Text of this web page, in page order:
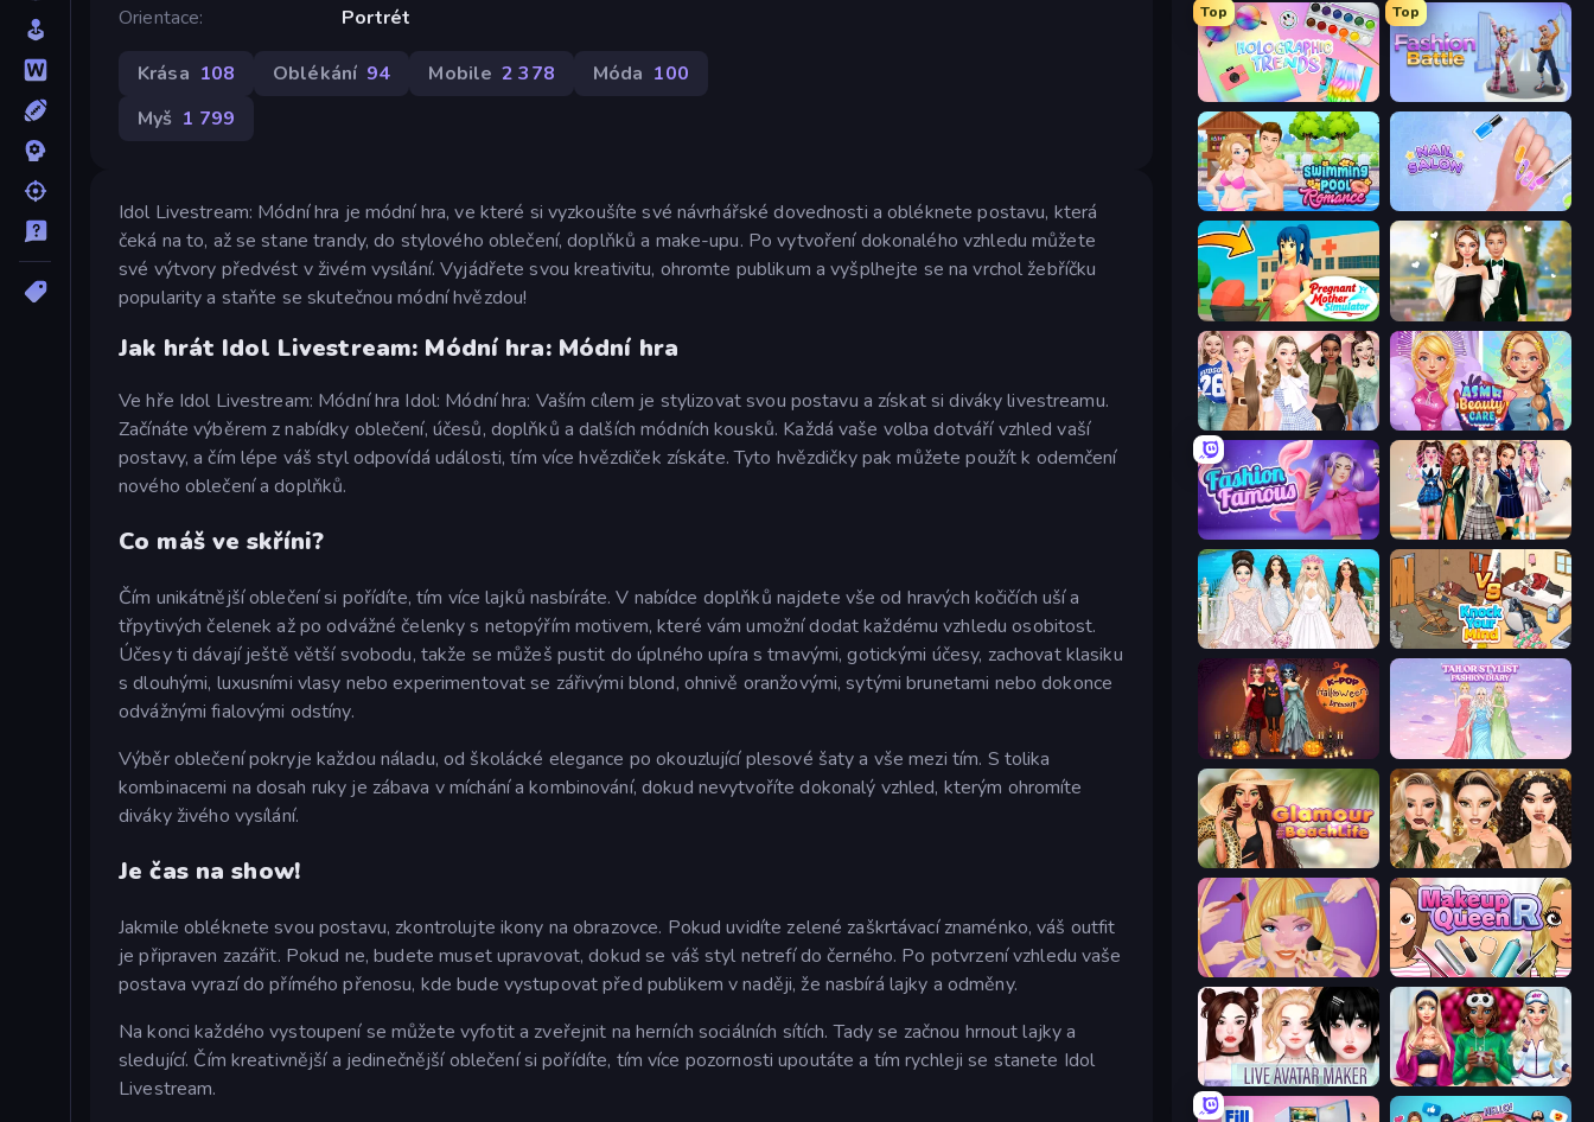
Orientace
Portrét
Krása 108 Oblékání 94 Mobile 2 378 Móda 100
Myš 1 799
Idol Livestream: Módní hra je módní hra, ve které si vyzkoušíte své návrhářské dovednosti a obléknete postavu, která
čeká na to, až se stane trandy, do stylového oblečení, doplňků a make-upu. Po vytvoření dokonalého vzhledu můžete
své výtvory předvést v živém vysílání. Vyjádřete svou kreativitu, ohromte publikum a vyšplhejte se na vrchol žebříčku
popularity a staňte se skutečnou módní hvězdou!
Jak hrát Idol Livestream: Módní hra: Módní hra
Ve hře Idol Livestream: Módní hra Idol: Módní hra: Vaším cílem je stylizovat svou postavu a získat si diváky livestreamu.
Začínáte výběrem z nabídky oblečení, účesů, doplňků a dalších módních kousků. Každá vaše volba dotváří vzhled vaší
postavy, a čím lépe váš styl odpovídá události, tím více hvězdiček získáte. Tyto hvězdičky pak můžete použít k odemčení
nového oblečení a doplňků.
Co máš ve skříni?
Čím unikátnější oblečení si pořídíte, tím více lajků nasbíráte. V nabídce doplňků najdete vše od hravých kočičích uší a
třpytivých čelenek až po odvážné čelenky s netopýřím motivem, které vám umožní dodat každému vzhledu osobitost.
Účesy ti dávají ještě větší svobodu, takže se můžeš pustit do úplného upíra s tmavými, gotickými účesy, zachovat klasiku
s dlouhými, luxusními vlasy nebo experimentovat se zářivými blond, ohnivě oranžovými, sytými brunetami nebo dokonce
odvážnými fialovými odstíny.
Výběr oblečení pokryje každou náladu, od školácké elegance po okouzlující plesové šaty a vše mezi tím. S tolika
kombinacemi na dosah ruky je zábava v míchání a kombinování, dokud nevytvoříte dokonalý vzhled, kterým ohromíte
diváky živého vysílání.
Je čas na show!
Jakmile obléknete svou postavu, zkontrolujte ikony na obrazovce. Pokud uvidíte zelené zaškrtávací znaménko, váš outfit
je připraven zazářit. Pokud ne, budete muset upravovat, dokud se váš styl netrefí do černého. Po potvrzení vzhledu vaše
postava vyrazí do přímého přenosu, kde bude vystupovat před publikem v naději, že nasbírá lajky a odměny.
Na konci každého vystoupení se můžete vyfotit a zveřejnit na herních sociálních sítích. Tady se začnou hrnout lajky a
sledující. Čím kreativnější a jedinečnější oblečení si pořídíte, tím více pozornosti upoutáte a tím rychleji se stanete Idol
Livestream.
Top
Holographic Trends
Top
Fashion Battle
Swimming Pool Romance Nail Salon
Pregnant Mother Simulator Valentine's Day Proposal
Fashion Week 2025 ASMR Beauty Care
Fashion Famous Back To School: Uniforms Edition
Model Wedding Knock Your Mind
Tailor Stylist: Fashion Diary
Glamour Beach Life Autumn Glam Gala
Extreme Makeover Make Up Queen R
Live Avatar Maker: Girls BFFs Luxury Loungewear